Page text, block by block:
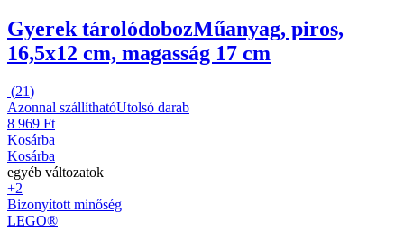
Gyerek tárolódobozMűanyag, piros,
16,5x12 cm, magasság 17 cm
(21)
Azonnal szállíthatóUtolsó darab
8 969 Ft
Kosárba
Kosárba
egyéb változatok
+2
Bizonyított minőség
LEGO®